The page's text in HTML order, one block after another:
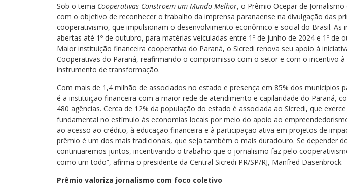
Sob o tema Cooperativas Constroem um Mundo Melhor, o Prêmio Ocepar de Jornalismo
com o objetivo de reconhecer o trabalho da imprensa paranaense na divulgação das
cooperativismo, que impulsionam o desenvolvimento econômico e social do Brasil. As
abertas até 1º de outubro, para matérias veiculadas entre 1º de junho de 2024 e 1º de
Maior instituição financeira cooperativa do Paraná, o Sicredi renova seu apoio à
Cooperativas do Paraná, reafirmando o compromisso com o setor e com o incentivo
instrumento de transformação.
Com mais de 1,4 milhão de associados no estado e presença em 85% dos municípios
é a instituição financeira com a maior rede de atendimento e capilaridade do Paraná,
480 agências. Cerca de 12% da população do estado é associada ao Sicredi, que
fundamental no estímulo às economias locais por meio do apoio ao
ao acesso ao crédito, à educação financeira e à participação ativa em projetos de
prêmio é um dos mais tradicionais, que seja também o mais duradouro. Se depender
continuaremos juntos, incentivando o trabalho que o jornalismo faz pelo
como um todo”, afirma o presidente da Central Sicredi PR/SP/RJ, Manfred Dasenbrock.
Prêmio valoriza jornalismo com foco coletivo